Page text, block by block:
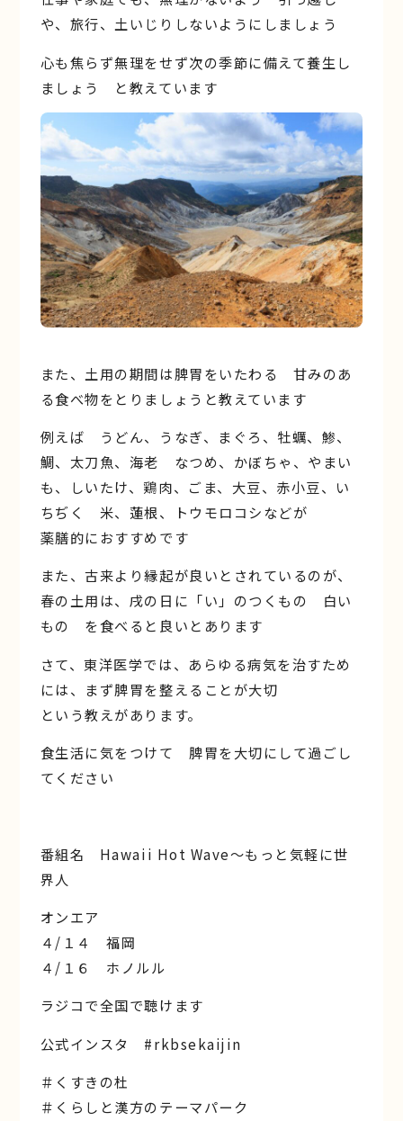
や、旅行、土いじりしないようにしましょう
心も焦らず無理をせず次の季節に備えて養生し
ましょう と教えています
また、土用の期間は脾胃をいたわる 甘みのあ
る食べ物をとりましょうと教えています
例えば うどん、うなぎ、まぐろ、牡蠣、鯵、
鯛、太刀魚、海老 なつめ、かぼちゃ、やまい
も、しいたけ、鶏肉、ごま、大豆、赤小豆、い
ちぢく 米、蓮根、トウモロコシなどが
薬膳的におすすめです
また、古来より縁起が良いとされているのが、
春の土用は、戌の日に「い」のつくもの 白い
もの を食べると良いとあります
さて、東洋医学では、あらゆる病気を治すため
には、まず脾胃を整えることが大切
という教えがあります。
食生活に気をつけて 脾胃を大切にして過ごし
てください
番組名 Hawaii Hot Wave〜もっと気軽に世
界人
オンエア
４/１４ 福岡
４/１６ ホノルル
ラジコで全国で聴けます
公式インスタ #rkbsekaijin
＃くすきの杜
＃くらしと漢方のテーマパーク